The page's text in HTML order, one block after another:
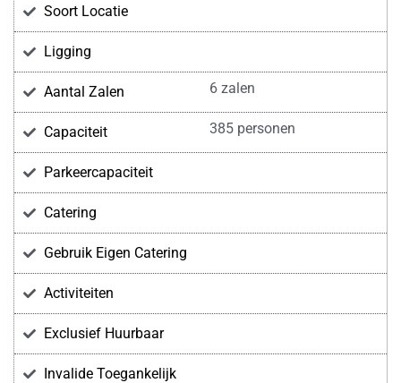
Soort Locatie
Ligging
Aantal Zalen 6 zalen
Capaciteit 385 personen
Parkeercapaciteit
Catering
Gebruik Eigen Catering
Activiteiten
Exclusief Huurbaar
Invalide Toegankelijk